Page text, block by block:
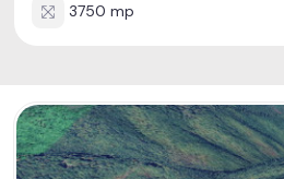
3750 mp